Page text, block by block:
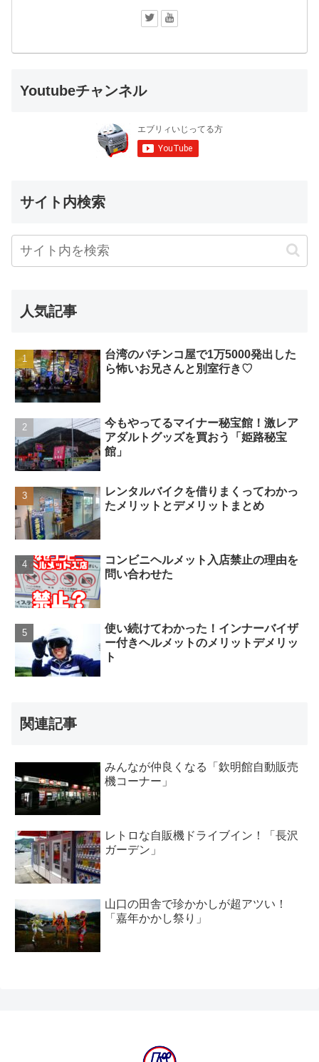
Youtubeチャンネル
サイト内検索
人気記事
台湾のパチンコ屋で1万5000発出した
ら怖いお兄さんと別室行き♡
今もやってるマイナー秘宝館！激レア
アダルトグッズを買おう「姫路秘宝
館」
レンタルバイクを借りまくってわかっ
たメリットとデメリットまとめ
コンビニヘルメット入店禁止の理由を
問い合わせた
使い続けてわかった！インナーバイザ
ー付きヘルメットのメリットデメリッ
ト
関連記事
みんなが仲良くなる「欽明館自動販売
機コーナー」
レトロな自販機ドライブイン！「長沢
ガーデン」
山口の田舎で珍かかしが超アツい！
「嘉年かかし祭り」